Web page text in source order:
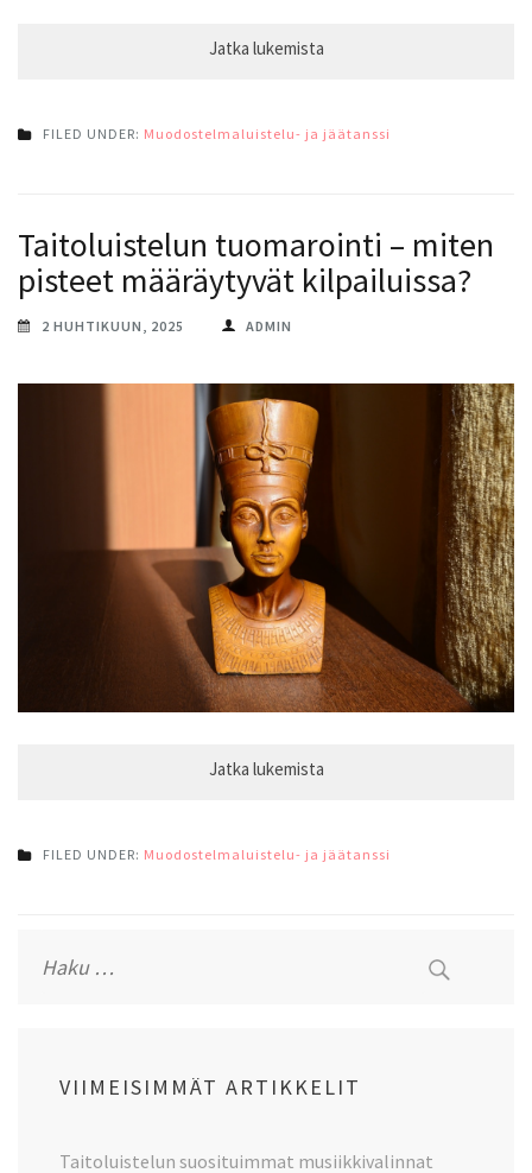
FILED UNDER: Muodostelmaluistelu- ja jäätanssi
Taitoluistelun tuomarointi – miten
pisteet määräytyvät kilpailuissa?
2 HUHTIKUUN, 2025 ADMIN
FILED UNDER: Muodostelmaluistelu- ja jäätanssi
VIIMEISIMMÄT ARTIKKELIT
Taitoluistelun suosituimmat musiikkivalinnat